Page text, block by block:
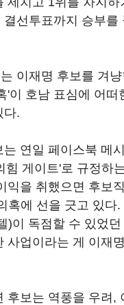
선투표까지 승부를
이재명 후보를 겨
'이 호남 표심에 어떠
다.
는 연일 페이스북 메
힘 게이트'로 규정하
익을 취했으면 후보
혹에 선을 긋고 있다
)이 독점할 수 있었
사업이라는 게 이재
후보는 역풍을 우려,